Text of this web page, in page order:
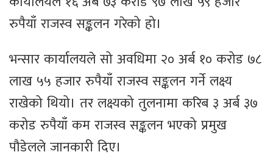
रुपैयाँ राजस्व सङ्कलन गरेको हो।
भन्सार कार्यालयले सो अवधिमा २० अर्ब १० करोड ७८
लाख ५५ हजार रुपैयाँ राजस्व सङ्कलन गर्ने लक्ष्य
राखेको थियो। तर लक्ष्यको तुलनामा करिब ३ अर्ब ३७
करोड रुपैयाँ कम राजस्व सङ्कलन भएको प्रमुख
पौडेलले जानकारी दिए।